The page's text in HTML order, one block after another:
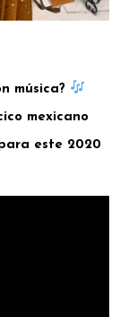
música?
mexicano
este 2020